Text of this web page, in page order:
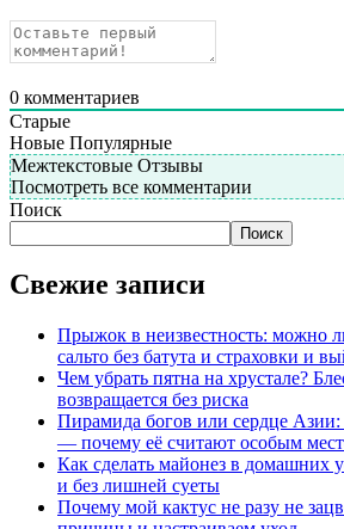
0 комментариев
Старые
Новые Популярные
Межтекстовые Отзывы
Посмотреть все комментарии
Поиск
Поиск
Свежие записи
Прыжок в неизвестность: можно
сальто без батута и страховки и
Чем убрать пятна на хрустале?
возвращается без риска
Пирамида богов или сердце
— почему её считают особым
Как сделать майонез в домашних
и без лишней суеты
Почему мой кактус не разу не